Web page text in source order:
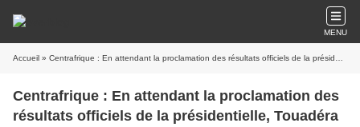
MENU
Accueil » Centrafrique : En attendant la proclamation des résultats officiels de la présidentielle, Touadéra se rend en visite à N'djamena
Centrafrique : En attendant la proclamation des
résultats officiels de la présidentielle, Touadéra